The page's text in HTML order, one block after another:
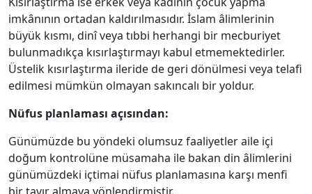
imkânının ortadan kaldırılmasıdır. İslam âlimlerinin
büyük kısmı, dinî veya tıbbi herhangi bir mecburiyet
bulunmadıkça kısırlaştırmayı kabul etmemektedirler.
Üstelik kısırlaştırma ileride de geri dönülmesi veya telafi
edilmesi mümkün olmayan sakıncalı bir yoldur.
Nüfus planlaması açısından:
Günümüzde bu yöndeki olumsuz faaliyetler aile içi
doğum kontrolüne müsamaha ile bakan din âlimlerini
günümüzdeki içtimai nüfus planlamasına karşı menfi